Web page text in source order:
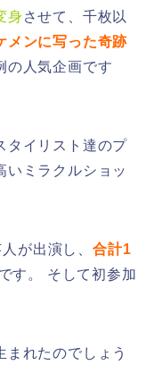
身させて、千枚以
メンに写った奇跡
の人気企画です
タイリスト達のプ
いミラクルショッ
人が出演し、合計1
す。
そして初参加
まれたのでしょう